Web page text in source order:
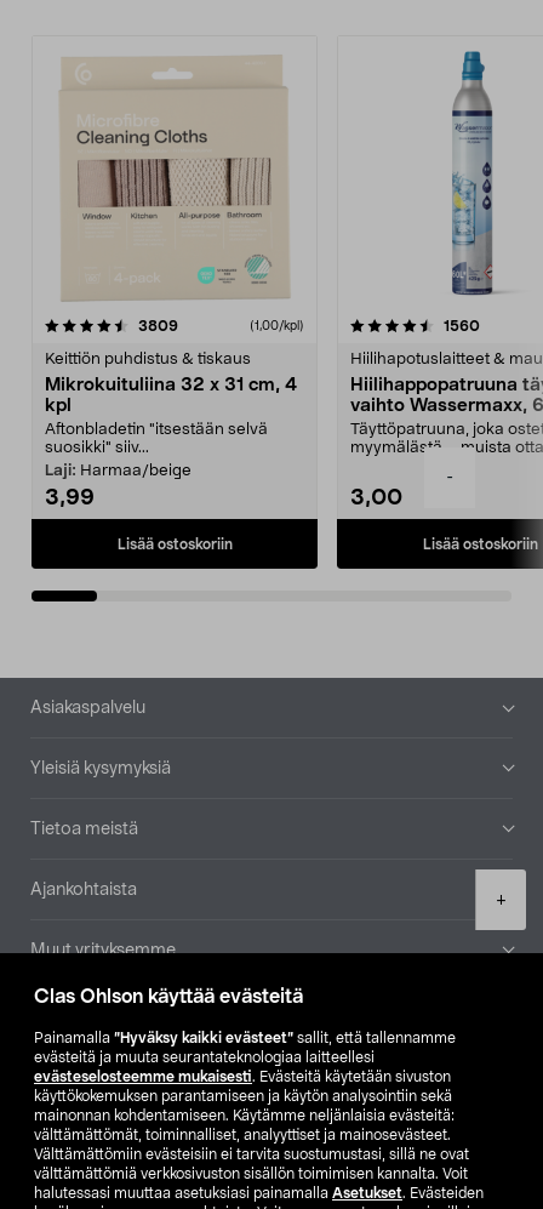
Clas Ohlson käyttää evästeitä
Painamalla ”Hyväksy kaikki evästeet” sallit, että tallennamme
evästeitä ja muuta seurantateknologiaa laitteellesi
evästeselosteemme mukaisesti. Evästeitä käytetään sivuston
käyttökokemuksen parantamiseen ja käytön analysointiin sekä
mainonnan kohdentamiseen. Käytämme neljänlaisia evästeitä:
välttämättömät, toiminnalliset, analyyttiset ja mainosevästeet.
Välttämättömiin evästeisiin ei tarvita suostumustasi, sillä ne ovat
välttämättömiä verkkosivuston sisällön toimimisen kannalta. Voit
halutessasi muuttaa asetuksiasi painamalla Asetukset. Evästeiden
-
+
3809arvostelut (1,00/kpl)
Keittiön puhdistus & tiskaus
Mikrokuituliina 32 x 31 cm, 4
kpl
Aftonbladetin "itsestään selvä
suosikki" siiv...
Laji: Harmaa/beige
3,99
Lisää ostoskoriin
4.5viidestä
1560
Hiilihapotuslaitteet &
Hiilihappopatruuna
vaihto Wassermaxx,
Täyttöpatruuna, joka
myymälästä – muista
3,00
Lisää ostoskoriin
4.5viidestä
Alatunniste
Asiakaspalvelu
Yleisiä kysymyksiä
Tietoa meistä
Ajankohtaista
Muut yrityksemme
Etsi myymälä
SE NO FI
FI SV